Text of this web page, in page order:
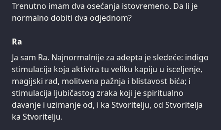
Trenutno imam dva osećanja istovremeno. Da li je
normalno dobiti dva odjednom?
Ra
Ja sam Ra. Najnormalnije za adepta je sledeće: indigo
stimulacija koja aktivira tu veliku kapiju u isceljenje,
magijski rad, molitvena pažnja i blistavost bića; i
stimulacija ljubičastog zraka koji je spiritualno
davanje i uzimanje od, i ka Stvoritelju, od Stvoritelja
ka Stvoritelju.